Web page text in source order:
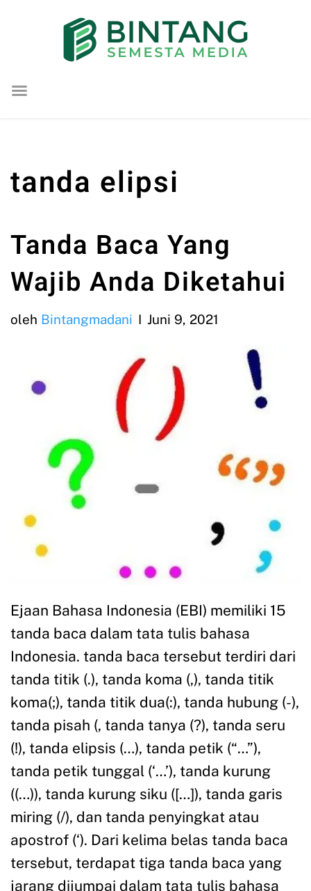
konten
tanda elipsi
Tanda Baca Yang
Wajib Anda Diketahui
oleh Bintangmadani Juni 9, 2021
Ejaan Bahasa Indonesia (EBI) memiliki 15
tanda baca dalam tata tulis bahasa
Indonesia. tanda baca tersebut terdiri dari
tanda titik (.), tanda koma (,), tanda titik
koma(;), tanda titik dua(:), tanda hubung (-),
tanda pisah (, tanda tanya (?), tanda seru
(!), tanda elipsis (…), tanda petik (“…”),
tanda petik tunggal (‘…’), tanda kurung
((…)), tanda kurung siku ([…]), tanda garis
miring (/), dan tanda penyingkat atau
apostrof (‘). Dari kelima belas tanda baca
tersebut, terdapat tiga tanda baca yang
jarang dijumpai dalam tata tulis bahasa